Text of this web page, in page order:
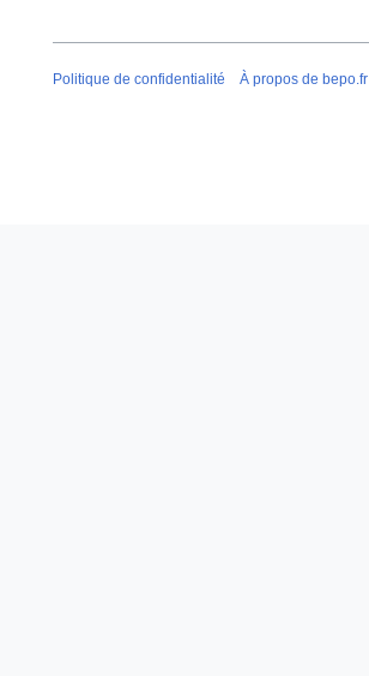
Politique de confidentialité À propos de bepo.fr